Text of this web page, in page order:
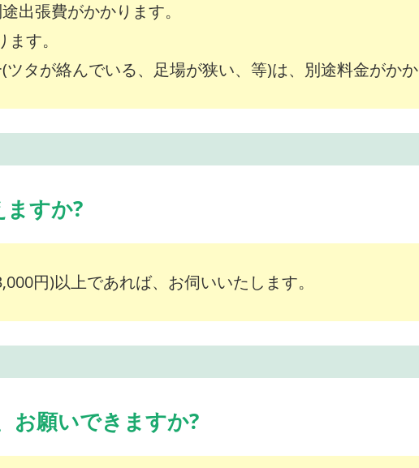
出張費がかかります。
す。
タが絡んでいる、足場が狭い、等)は、別途料金がかか
すか?
円)以上であれば、お伺いいたします。
お願いできますか?